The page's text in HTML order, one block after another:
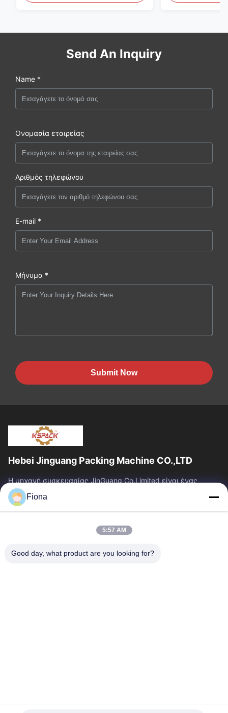
Send An Inquiry
Name *
Ονομασία εταιρείας
Αριθμός τηλεφώνου
E-mail *
Μήνυμα *
Submit Now
Hebei Jinguang Packing Machine CO.,LTD
Η μηχανή συσκευασίας JinGuang Co.Limited είναι ένας
επαγγελματικός ζαρωμένος εξοπλισμός εκτύπωσης
χαρτοκιβωτίων και σχετικά μηχανήματα για την...
Γρήγοροι Σύνδεσμοι
Προϊόντα
Περίπου Εμείς
Γύρος Εργοστασίων
Fiona
5:57 AM
Good day, what product are you looking for?